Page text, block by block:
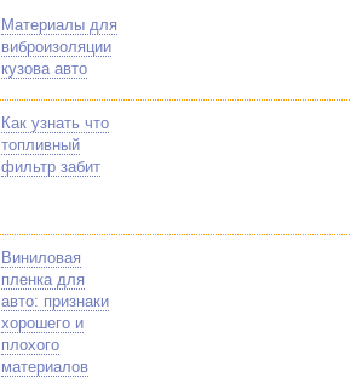
Материалы для
виброизоляции
кузова авто
Как узнать что
топливный
фильтр забит
Виниловая
пленка для
авто: признаки
хорошего и
плохого
материалов